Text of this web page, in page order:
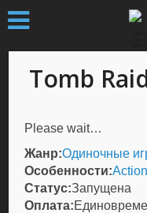
Tomb
Please wait…
Жанр:Одиночные
Особенности:
Статус:Запущена
Оплата: